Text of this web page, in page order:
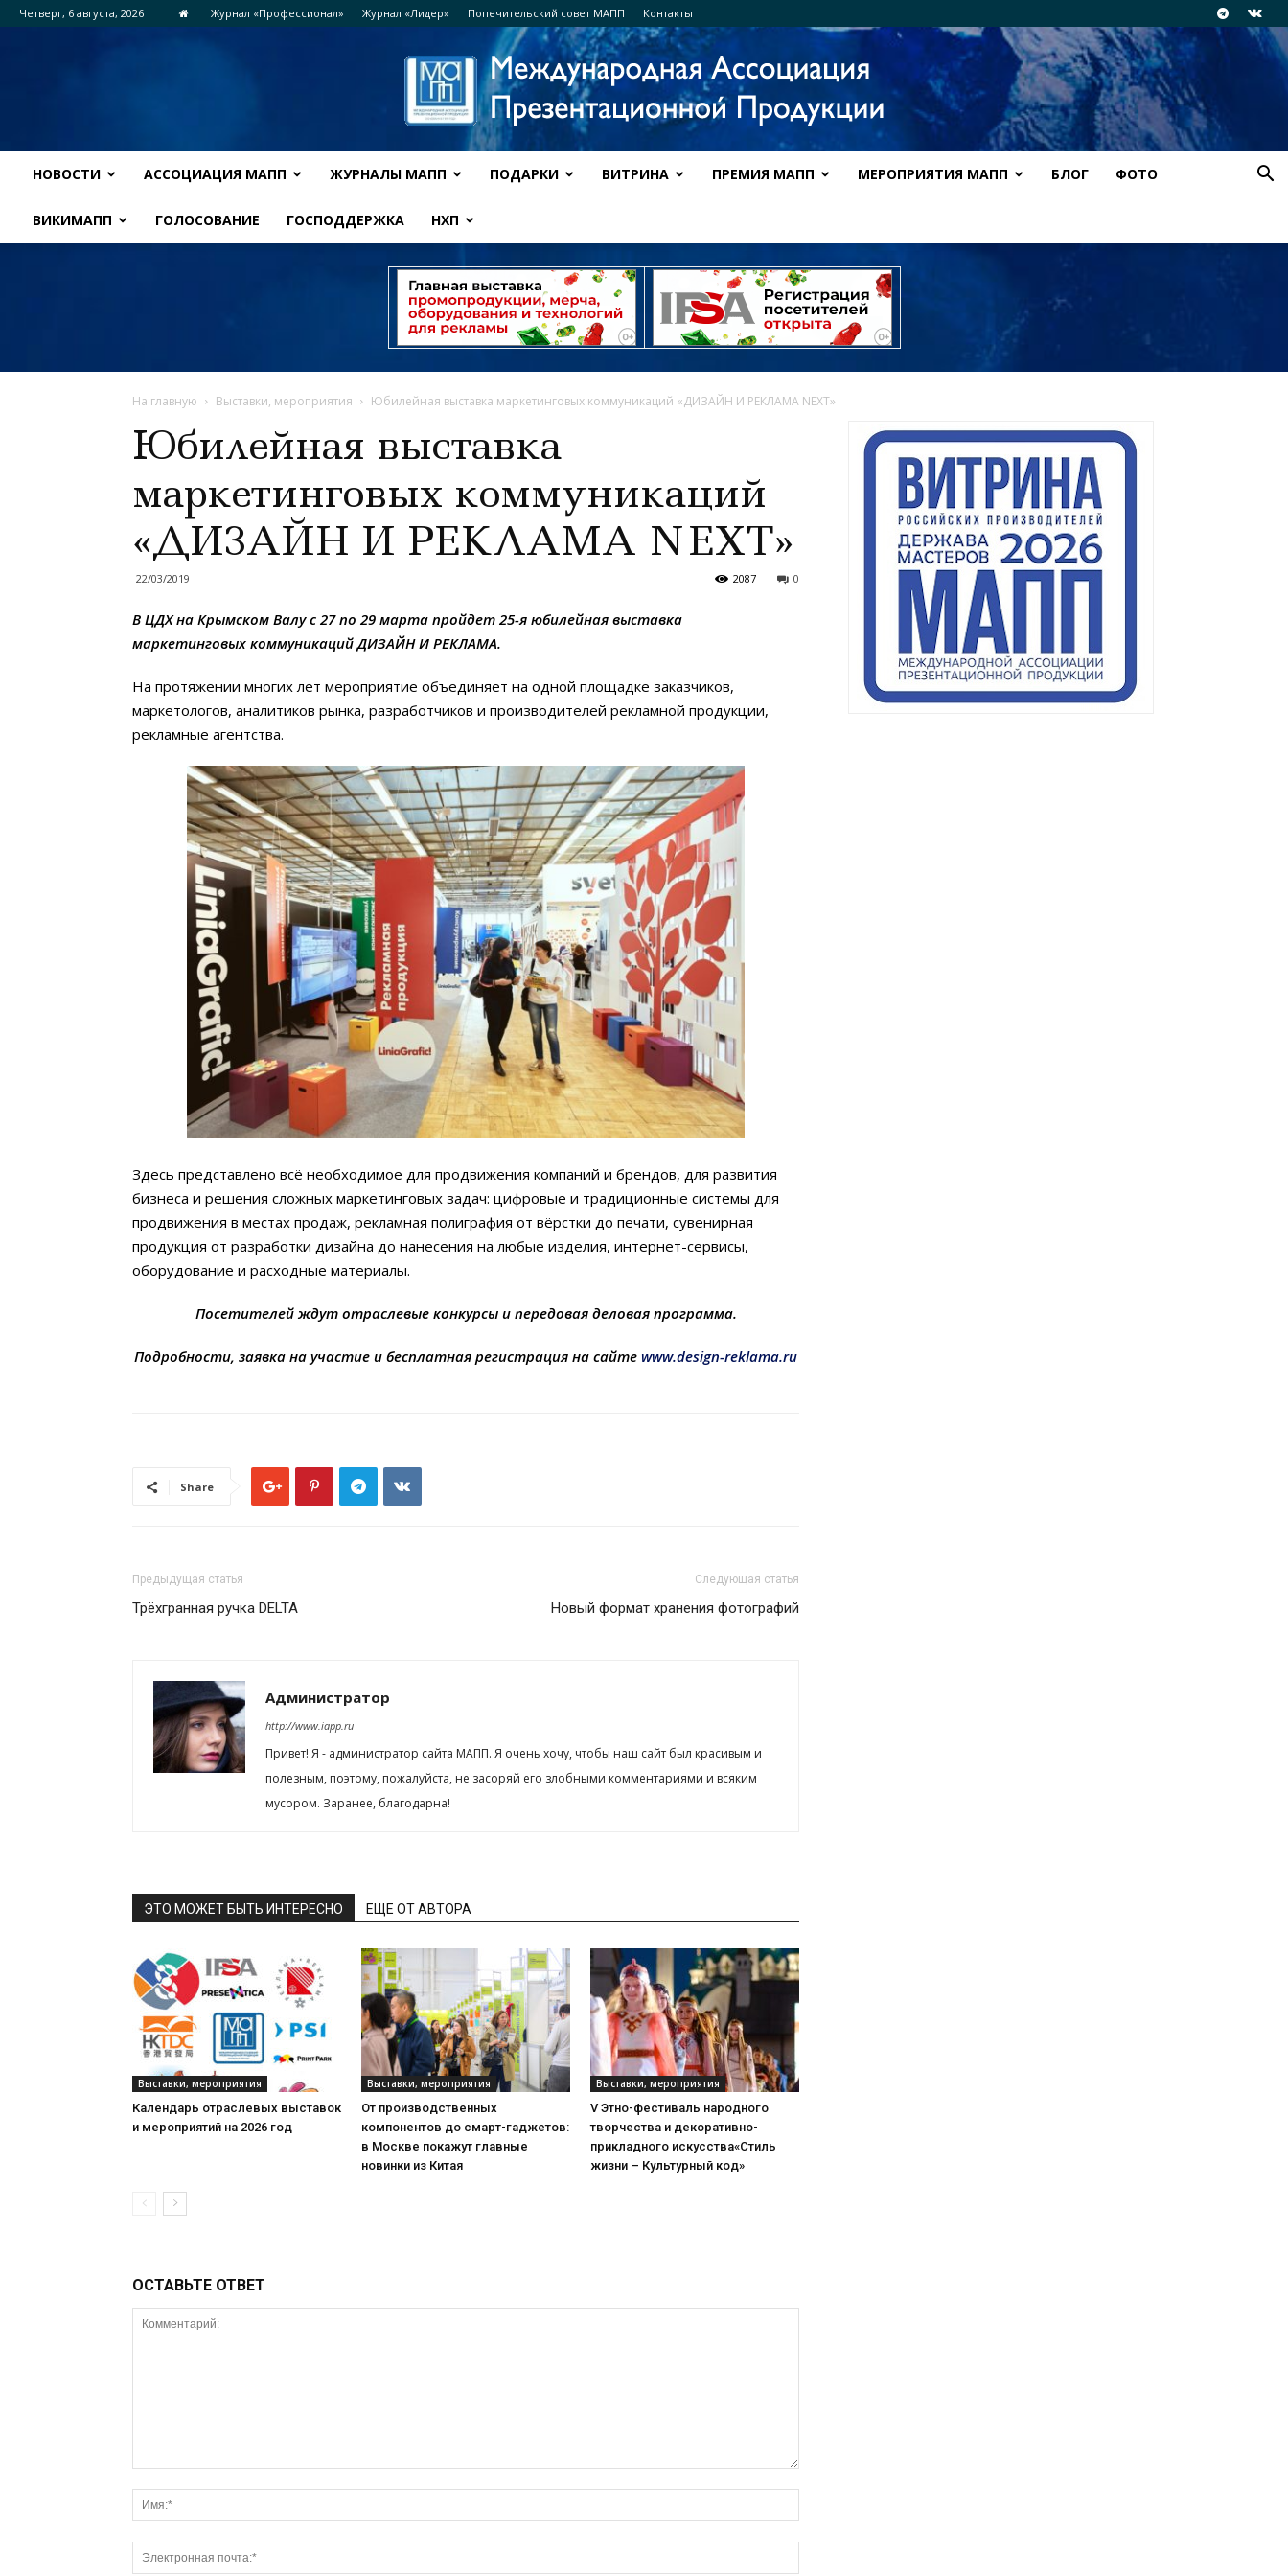
Четверг, 6 августа, 2026 Журнал «Профессионал» Журнал «Лидер» Попечительский совет МАПП Контакты
НОВОСТИ АССОЦИАЦИЯ МАПП ЖУРНАЛЫ МАПП ПОДАРКИ ВИТРИНА ПРЕМИЯ МАПП МЕРОПРИЯТИЯ МАПП БЛОГ ФОТО
ВИКИМАПП ГОЛОСОВАНИЕ ГОСПОДДЕРЖКА НХП
На главную Выставки, мероприятия Юбилейная выставка маркетинговых коммуникаций «ДИЗАЙН И РЕКЛАМА NEXT»
Юбилейная выставка
маркетинговых коммуникаций
«ДИЗАЙН И РЕКЛАМА NEXT»
22/03/2019 0
2087
В ЦДХ на Крымском Валу с 27 по 29 марта пройдет 25-я юбилейная выставка
маркетинговых коммуникаций ДИЗАЙН И РЕКЛАМА.
На протяжении многих лет мероприятие объединяет на одной площадке заказчиков,
маркетологов, аналитиков рынка, разработчиков и производителей рекламной продукции,
рекламные агентства.
Здесь представлено всё необходимое для продвижения компаний и брендов, для развития
бизнеса и решения сложных маркетинговых задач: цифровые и традиционные системы для
продвижения в местах продаж, рекламная полиграфия от вёрстки до печати, сувенирная
продукция от разработки дизайна до нанесения на любые изделия, интернет-сервисы,
оборудование и расходные материалы.
Посетителей ждут отраслевые конкурсы и передовая деловая программа.
Подробности, заявка на участие и бесплатная регистрация на сайте www.design-reklama.ru
Share
Предыдущая статья
Трёхгранная ручка DELTA
Следующая статья
Новый формат хранения фотографий
Администратор
http://www.iapp.ru
Привет! Я - администратор сайта МАПП. Я очень хочу, чтобы наш сайт был красивым и
полезным, поэтому, пожалуйста, не засоряй его злобными комментариями и всяким
мусором. Заранее, благодарна!
ЭТО МОЖЕТ БЫТЬ ИНТЕРЕСНО ЕЩЕ ОТ АВТОРА
Выставки, мероприятия
Календарь отраслевых выставок
и мероприятий на 2026 год
Выставки, мероприятия
От производственных
компонентов до смарт-гаджетов:
в Москве покажут главные
новинки из Китая
Выставки, мероприятия
V Этно-фестиваль народного
творчества и декоративно-
прикладного искусства«Стиль
жизни – Культурный код»
ОСТАВЬТЕ ОТВЕТ